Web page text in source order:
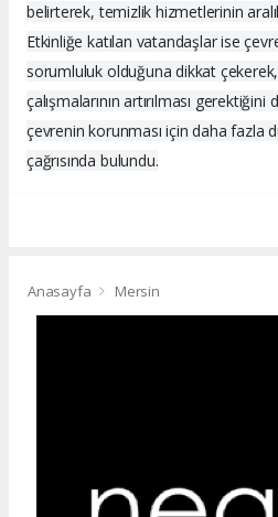
belirterek, temizlik hizmetlerinin
Etkinliğe katılan vatandaşlar ise
sorumluluk olduğuna dikkat
çalışmalarının artırılması
çevrenin korunması için daha fazla
çağrısında bulundu.
Anasayfa Mersin